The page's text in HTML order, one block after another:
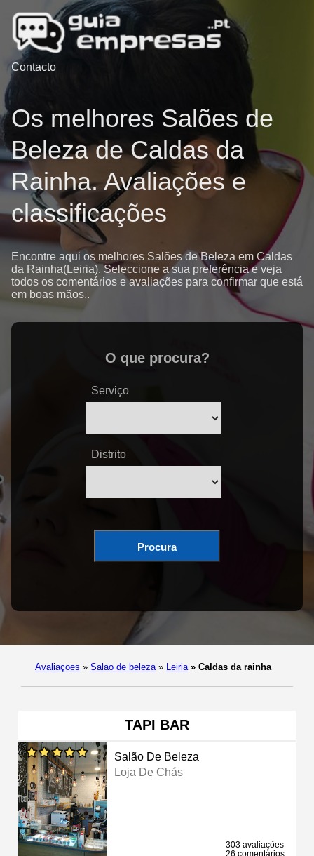
Contacto
Os melhores Salões de
Beleza de Caldas da
Rainha. Avaliações e
classificações
Encontre aqui os melhores Salões de Beleza em Caldas
da Rainha(Leiria). Seleccione a sua preferência e veja
todos os comentários e avaliações para confirmar que está
em boas mãos..
O que procura?
Serviço
Distrito
Procura
Avaliaçoes » Salao de beleza » Leiria » Caldas da rainha
TAPI BAR
Salão De Beleza
Loja De Chás
303 avaliações
26 comentários